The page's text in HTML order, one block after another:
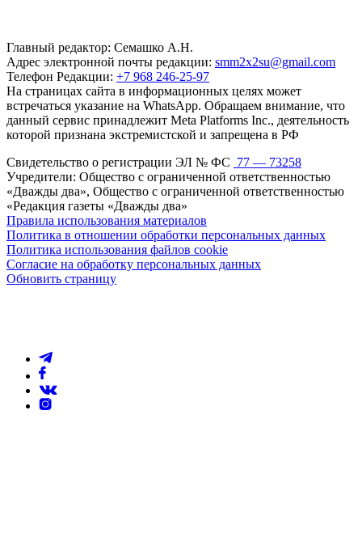
Главный редактор: Семашко А.Н.
Адрес электронной почты редакции: smm2x2su@gmail.com
Телефон Редакции: +7 968 246-25-97
На страницах сайта в информационных целях может
встречаться указание на WhatsApp. Обращаем внимание, что
данный сервис принадлежит Meta Platforms Inc., деятельность
которой признана экстремистской и запрещена в РФ
Свидетельство о регистрации ЭЛ № ФС 77 — 73258
Учредители: Общество с ограниченной ответственностью
«Дважды два», Общество с ограниченной ответственностью
«Редакция газеты «Дважды два»
Правила использования материалов
Политика в отношении обработки персональных данных
Политика использования файлов cookie
Согласие на обработку персональных данных
Обновить страницу